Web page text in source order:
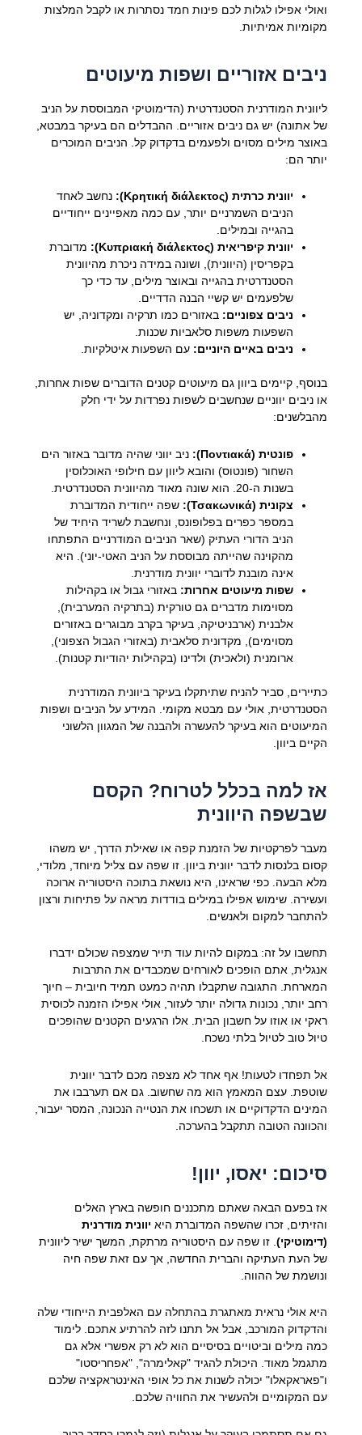
ואולי אפילו לגלות לכם פינות חמד נסתרות או לקבל המלצות
מקומיות אמיתיות.
ניבים אזוריים ושפות מיעוטים
ליוונית המודרנית הסטנדרטית (הדימוטיקי המבוססת על הניב
של אתונה) יש גם ניבים אזוריים. ההבדלים הם בעיקר במבטא,
באוצר מילים מסוים ולפעמים בדקדוק קל. הניבים המוכרים
יותר הם:
יוונית כרתית (Κρητική διάλεκτος):
נחשב לאחד
הניבים השמרניים יותר, עם כמה מאפיינים ייחודיים
בהגייה ובמילים.
יוונית קיפריאית (Κυπριακή διάλεκτος):
מדוברת
בקפריסין (היוונית), ושונה במידה ניכרת מהיוונית
הסטנדרטית בהגייה ובאוצר מילים, עד כדי כך
שלפעמים יש קשיי הבנה הדדיים.
ניבים צפוניים: באזורים כמו תרקיה ומקדוניה, יש
השפעות משפות סלאביות שכנות.
ניבים באיים היוניים: עם השפעות איטלקיות.
בנוסף, קיימים ביוון גם מיעוטים קטנים הדוברים שפות אחרות,
או ניבים יווניים שנחשבים לשפות נפרדות על ידי חלק
מהבלשנים:
פונטית (Ποντιακά):
ניב יווני שהיה מדובר באזור הים
השחור (פונטוס) והובא ליוון עם חילופי האוכלוסין
בשנות ה-20. הוא שונה מאוד מהיוונית הסטנדרטית.
צקונית (Τσακωνικά):
שפה ייחודית המדוברת
במספר כפרים בפלופונס, ונחשבת לשריד היחיד של
הניב הדורי העתיק (שאר הניבים המודרניים התפתחו
מהקוינה שהייתה מבוססת על הניב האטי-יוני). היא
אינה מובנת לדוברי יוונית מודרנית.
שפות מיעוטים אחרות: באזורי גבול או בקהילות
מסוימות מדברים גם טורקית (בתרקיה המערבית),
אלבנית (ארבניטיקה, בעיקר בקרב מבוגרים באזורים
מסוימים), מקדונית סלאבית (באזורי הגבול הצפוני),
ארומנית (ולאכית) ולדינו (בקהילות יהודיות קטנות).
כתיירים, סביר להניח שתיתקלו בעיקר ביוונית המודרנית
הסטנדרטית, אולי עם מבטא מקומי. המידע על הניבים ושפות
המיעוטים הוא בעיקר להעשרה ולהבנה של המגוון הלשוני
הקיים ביוון.
אז למה בכלל לטרוח? הקסם
שבשפה היוונית
מעבר לפרקטיות של הזמנת קפה או שאילת הדרך, יש משהו
קסום בלנסות לדבר יוונית ביוון. זו שפה עם צליל מיוחד, מלודי,
מלא הבעה. כפי שראינו, היא נושאת בתוכה היסטוריה ארוכה
ועשירה. שימוש אפילו במילים בודדות מראה על פתיחות ורצון
להתחבר למקום ולאנשים.
תחשבו על זה: במקום להיות עוד תייר שמצפה שכולם ידברו
אנגלית, אתם הופכים לאורחים שמכבדים את התרבות
המארחת. התגובה שתקבלו תהיה כמעט תמיד חיובית – חיוך
רחב יותר, נכונות גדולה יותר לעזור, אולי אפילו הזמנה לכוסית
ראקי או אוזו על חשבון הבית. אלו הרגעים הקטנים שהופכים
טיול טוב לטיול בלתי נשכח.
אל תפחדו לטעות! אף אחד לא מצפה מכם לדבר יוונית
שוטפת. עצם המאמץ הוא מה שחשוב. גם אם תערבבו את
המינים הדקדוקיים או תשכחו את הנטייה הנכונה, המסר יעבור,
והכוונה הטובה תתקבל בהערכה.
סיכום: יאסו, יוון!
אז בפעם הבאה שאתם מתכננים חופשה בארץ האלים
והזיתים, זכרו שהשפה המדוברת היא יוונית מודרנית
(דימוטיקי). זו שפה עם היסטוריה מרתקת, המשך ישיר ליוונית
של העת העתיקה והברית החדשה, אך עם זאת שפה חיה
ונושמת של ההווה.
היא אולי נראית מאתגרת בהתחלה עם האלפבית הייחודי שלה
והדקדוק המורכב, אבל אל תתנו לזה להרתיע אתכם. לימוד
כמה מילים וביטויים בסיסיים הוא לא רק אפשרי אלא גם
מתגמל מאוד. היכולת להגיד "קאלימרה", "אפחריסטו"
ו"פאראקאלו" יכולה לשנות את כל אופי האינטראקציה שלכם
עם המקומיים ולהעשיר את החוויה שלכם.